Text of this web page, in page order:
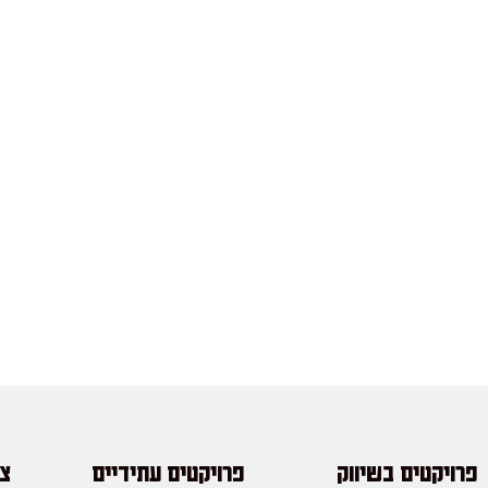
פרויקטים בשיווק פרויקטים עתידיים